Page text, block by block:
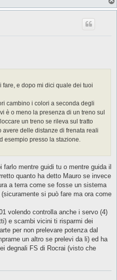
e dopo mi dici quale dei tuoi
cambino i colori a seconda degli
è o meno la presenza di un treno sul
un treno se rileva sul tratto
delle distanze di frenata reali
esempio presso la stazione.
mentre guidi tu o mentre guida il
quanto ha detto Mauro se invece
a terra come se fosse un sistema
si può fare ma ora come
volendo controlla anche i servo (4)
e scambi vicini ti risparmi dei
per non prelevare potenza dal
un altro se prelevi da li) ed ha
degnali FS di Rocrai (visto che